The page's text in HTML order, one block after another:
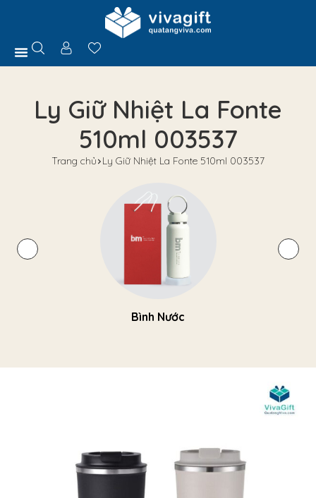
Ly Giữ Nhiệt La Fonte
510ml 003537
Trang chủ Ly Giữ Nhiệt La Fonte 510ml 003537
Bình Nước